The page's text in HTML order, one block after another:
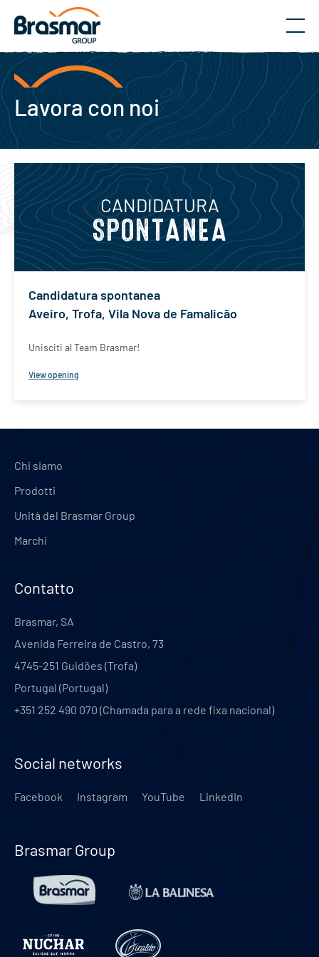
Lavora con noi
CANDIDATURA
SPONTANEA
Candidatura spontanea
Aveiro, Trofa, Vila Nova de Famalicão
Unisciti al Team Brasmar!
View opening
Chi siamo
Prodotti
Unità del Brasmar Group
Marchi
Contatto
Brasmar, SA
Avenida Ferreira de Castro, 73
4745-251 Guidões (Trofa)
Portugal (Portugal)
+351 252 490 070 (Chamada para a rede fixa nacional)
Social networks
Facebook Instagram YouTube LinkedIn
Brasmar Group